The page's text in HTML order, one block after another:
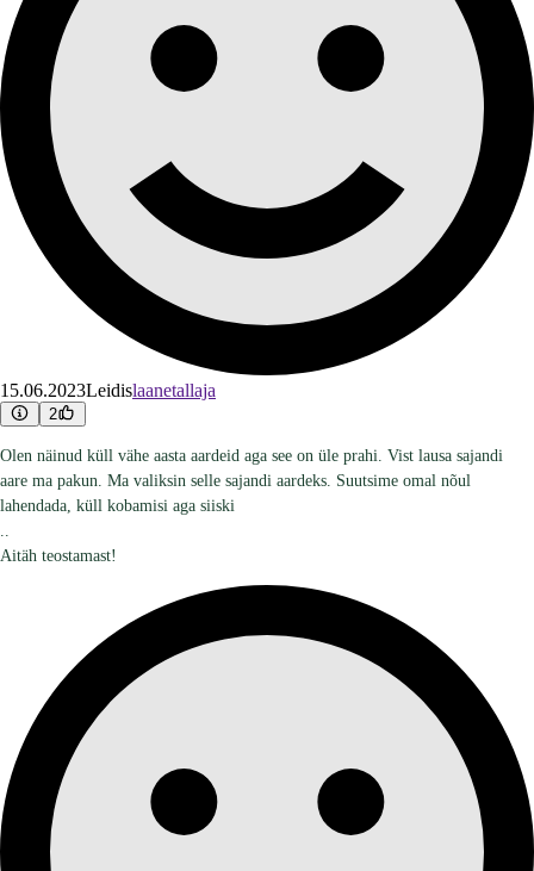
15.06.2023Leidislaanetallaja
2
Olen näinud küll vähe aasta aardeid aga see on üle prahi. Vist lausa sajandi
aare ma pakun. Ma valiksin selle sajandi aardeks. Suutsime omal nõul
lahendada, küll kobamisi aga siiski
Aitäh teostamast!